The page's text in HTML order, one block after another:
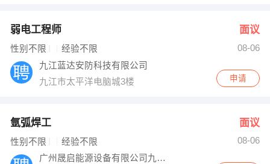
弱电工程师 面议
性别不限 经验不限
08-06
九江蓝达安防科技有限公司
九江市太平洋电脑城3楼
申请
氩弧焊工 面议
性别不限 经验不限
08-06
广州晟启能源设备有限公司九江分公司